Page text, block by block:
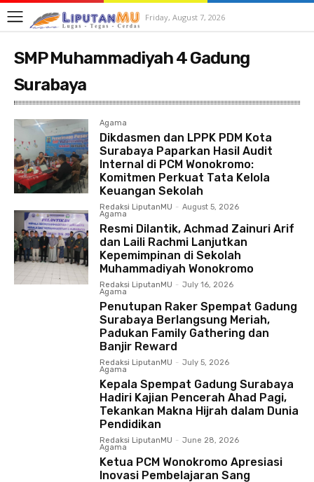
Friday, August 7, 2026
SMP Muhammadiyah 4 Gadung
Surabaya
Agama
Dikdasmen dan LPPK PDM Kota
Surabaya Paparkan Hasil Audit
Internal di PCM Wonokromo:
Komitmen Perkuat Tata Kelola
Keuangan Sekolah
Redaksi LiputanMU - August 5, 2026
Agama
Resmi Dilantik, Achmad Zainuri Arif
dan Laili Rachmi Lanjutkan
Kepemimpinan di Sekolah
Muhammadiyah Wonokromo
Redaksi LiputanMU - July 16, 2026
Agama
Penutupan Raker Spempat Gadung
Surabaya Berlangsung Meriah,
Padukan Family Gathering dan
Banjir Reward
Redaksi LiputanMU - July 5, 2026
Agama
Kepala Spempat Gadung Surabaya
Hadiri Kajian Pencerah Ahad Pagi,
Tekankan Makna Hijrah dalam Dunia
Pendidikan
Redaksi LiputanMU - June 28, 2026
Agama
Ketua PCM Wonokromo Apresiasi
Inovasi Pembelajaran Sang